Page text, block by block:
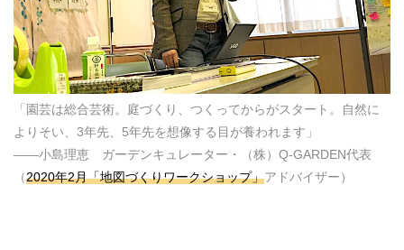
「園芸は総合芸術。庭づくり、つくってからがスタート。自然に
よりそい、3年先、5年先を想像する目が養われます」
――小島理恵 ガーデンキュレーター・（株）Q-GARDEN代表
（2020年2月「地図づくりワークショップ」アドバイザー）